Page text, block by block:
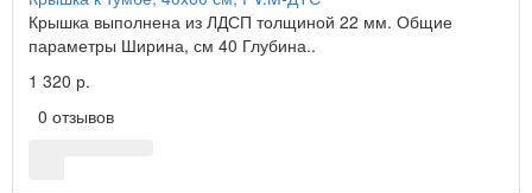
Крышка выполнена из ЛДСП толщиной 22 мм. Общие
параметры Ширина, см 40 Глубина..
1 320 р.
0 отзывов